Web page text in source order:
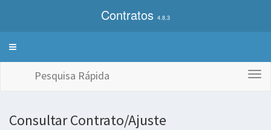
Contratos 4.8.3
Alterna
Pesquisa Rápida
Consultar Contrato/Ajuste